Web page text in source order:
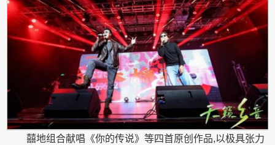
囍地组合献唱《你的传说》等四首原创作品,以极具张力